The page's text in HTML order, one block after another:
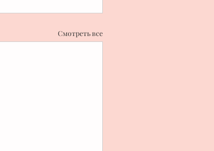
Смотреть все